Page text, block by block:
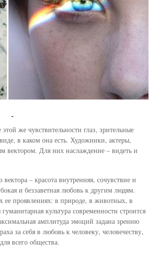
же чувствительности глаз, зрительные
в каком она есть. Художники, актеры,
вектором. Для них наслаждение – видеть и
– красота внутренняя, сочувствие и
и беззаветная любовь к другим людям.
ее проявлениях: в природе, в животных, в
культура современности строится
амплитуда эмоций задана зрению
за себя в любовь к человеку, человечеству,
всего общества.